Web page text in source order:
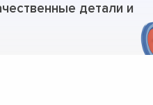
детали и